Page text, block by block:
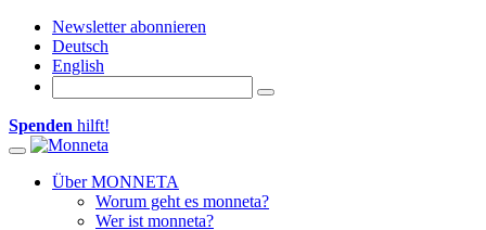
Newsletter abonnieren
Deutsch
English
Spenden hilft!
Toggle navigation
Über MONNETA
Worum geht es monneta?
Wer ist monneta?